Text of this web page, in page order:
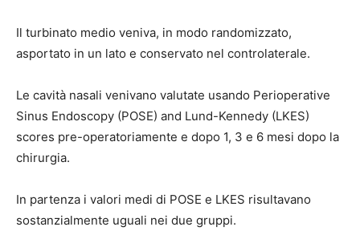
Il turbinato medio veniva, in modo randomizzato,
asportato in un lato e conservato nel controlaterale.
Le cavità nasali venivano valutate usando Perioperative
Sinus Endoscopy (POSE) and Lund-Kennedy (LKES)
scores pre-operatoriamente e dopo 1, 3 e 6 mesi dopo la
chirurgia.
In partenza i valori medi di POSE e LKES risultavano
sostanzialmente uguali nei due gruppi.